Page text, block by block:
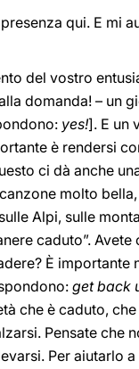
qui. E mi
del vostro
domanda! – un
yes!]. E un
è rendersi
ci dà anche
molto
Alpi, sulle
caduto”.
È
get back
che è caduto,
Pensate che
Per aiutarlo